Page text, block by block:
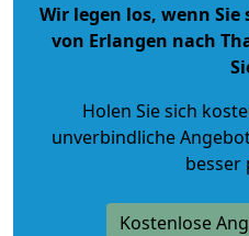
Wir legen los, wenn
von Erlangen nach
Holen Sie sich
unverbindliche
besser
Kostenlose